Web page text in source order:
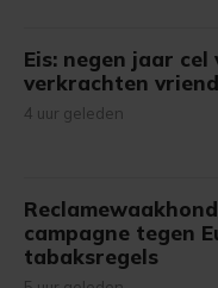
Eis: negen jaar cel
verkrachten
4 uur geleden
campagne tegen
tabaksregels